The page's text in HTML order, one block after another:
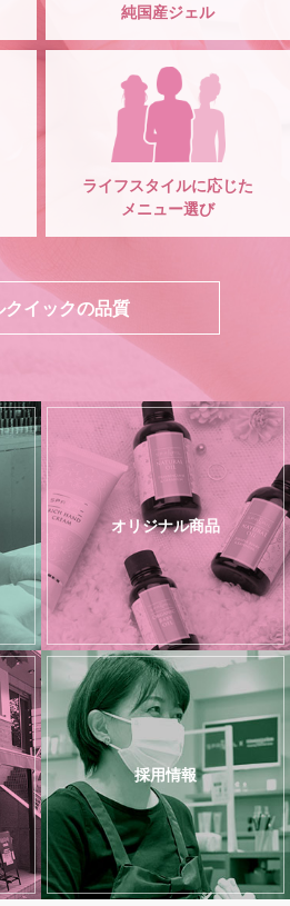
純国産ジェル
ライフスタイルに応じた
メニュー選び
クイックの品質
オリジナル商品
採用情報